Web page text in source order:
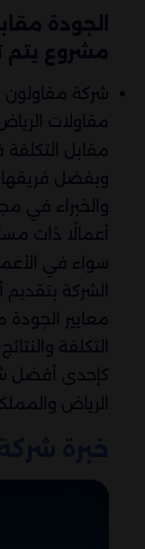
الجودة
مشروع يتم
شركة مقاولون
مقاولات
مقابل
وبفضل
والخبراء في
أعمالًا ذات
سواء في
الشركة
معايير الجودة
التكلفة
كإحدى أفضل
الرياض